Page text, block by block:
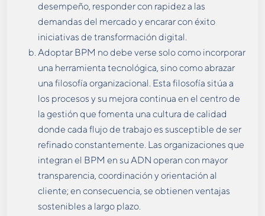
desempeño, responder con rapidez a las
demandas del mercado y encarar con éxito
iniciativas de transformación digital.
Adoptar BPM no debe verse solo como incorporar
una herramienta tecnológica, sino como abrazar
una filosofía organizacional. Esta filosofía sitúa a
los procesos y su mejora continua en el centro de
la gestión que fomenta una cultura de calidad
donde cada flujo de trabajo es susceptible de ser
refinado constantemente. Las organizaciones que
integran el BPM en su ADN operan con mayor
transparencia, coordinación y orientación al
cliente; en consecuencia, se obtienen ventajas
sostenibles a largo plazo.